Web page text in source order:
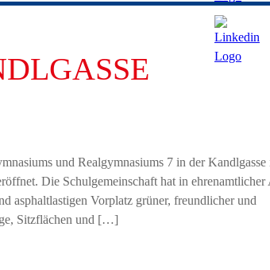
und Realgymnasiums 7 in der Kandlgasse
Die Schulgemeinschaft hat in ehrenamtlicher
asphaltlastigen Vorplatz grüner, freundlicher und
Sitzflächen und […]